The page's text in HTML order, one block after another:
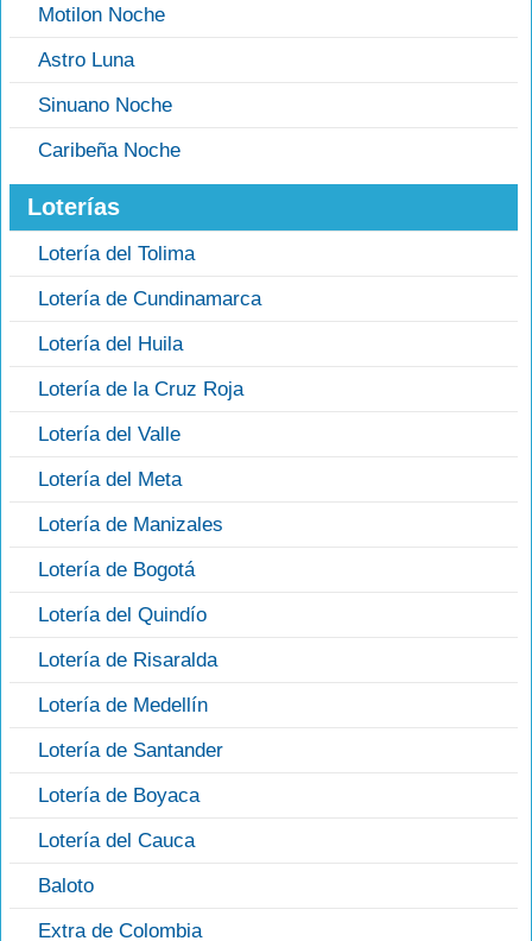
Motilon Noche
Astro Luna
Sinuano Noche
Caribeña Noche
Loterías
Lotería del Tolima
Lotería de Cundinamarca
Lotería del Huila
Lotería de la Cruz Roja
Lotería del Valle
Lotería del Meta
Lotería de Manizales
Lotería de Bogotá
Lotería del Quindío
Lotería de Risaralda
Lotería de Medellín
Lotería de Santander
Lotería de Boyaca
Lotería del Cauca
Baloto
Extra de Colombia